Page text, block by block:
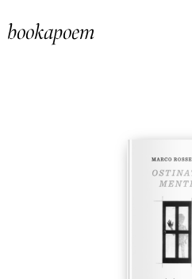
bookapoem